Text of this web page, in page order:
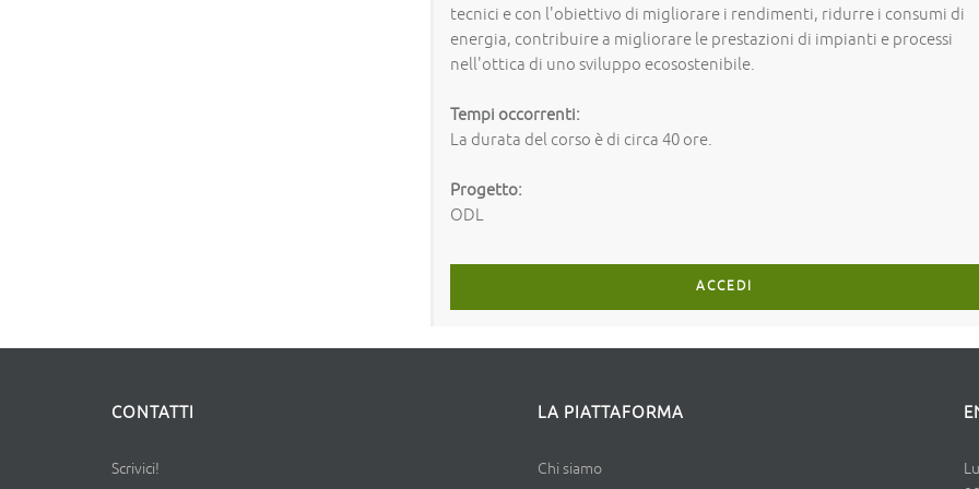
tecnici e con l'obiettivo di migliorare i rendimenti, ridurre i consumi di
energia, contribuire a migliorare le prestazioni di impianti e processi
nell'ottica di uno sviluppo ecosostenibile.
Tempi occorrenti:
La durata del corso è di circa 40 ore.
Progetto:
ODL
ACCEDI
CONTATTI
Scrivici!
LA PIATTAFORMA
Chi siamo